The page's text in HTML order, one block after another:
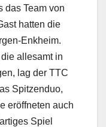
das Team von
hatten die
Enkheim.
allesamt in
lag der TTC
Spitzenduo,
eröffneten auch
Spiel